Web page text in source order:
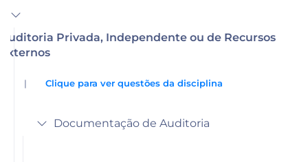
Auditoria Privada, Independente ou de Recursos
Externos
| Clique para ver questões da disciplina
Documentação de Auditoria